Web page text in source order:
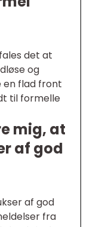
det at
og
en flad front
til formelle
mig, at
af god
af god
fra